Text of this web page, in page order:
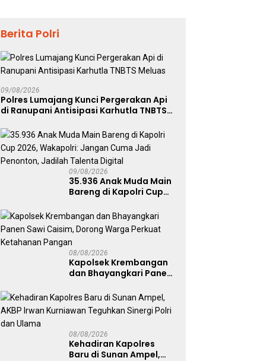
Berita Polri
09/08/2026
Polres Lumajang Kunci Pergerakan Api
di Ranupani Antisipasi Karhutla TNBTS
09/08/2026
35.936 Anak Muda Main
Bareng di Kapolri Cup
Jangan Cuma Jadi
Penonton, Jadilah
Talenta Digital
08/08/2026
Kapolsek Krembangan
dan Bhayangkari Panen
Warga Perkuat
Ketahanan Pangan
08/08/2026
Kehadiran Kapolres
Baru di Sunan Ampel,